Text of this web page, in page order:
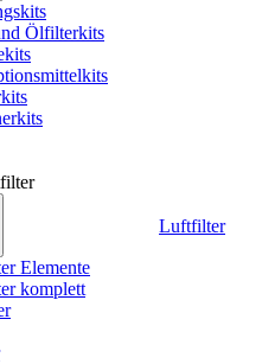
Ölfilterkits
Luftfilter
Elemente
komplett